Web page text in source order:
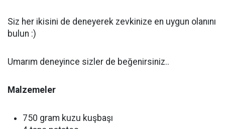
Siz her ikisini de deneyerek zevkinize en uygun olanını
bulun :)
Umarım deneyince sizler de beğenirsiniz..
Malzemeler
750 gram kuzu kuşbaşı